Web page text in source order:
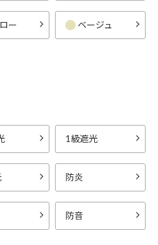
ー ベージュ
1級遮光
防炎
防音